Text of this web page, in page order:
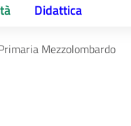
Didattica
Mezzolombardo